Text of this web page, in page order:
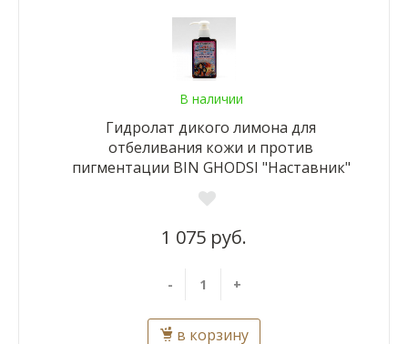
В наличии
Гидролат дикого лимона для
отбеливания кожи и против
пигментации BIN GHODSI "Наставник"
1 075 руб.
- +
в корзину